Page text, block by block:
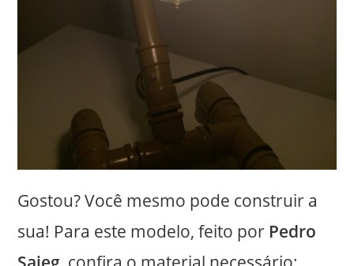
Gostou? Você mesmo pode construir a
sua! Para este modelo, feito por Pedro